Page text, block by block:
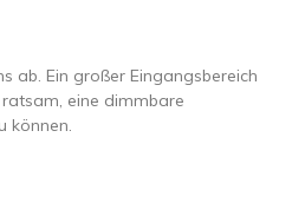
ab. Ein großer Eingangsbereich
eine dimmbare
können.